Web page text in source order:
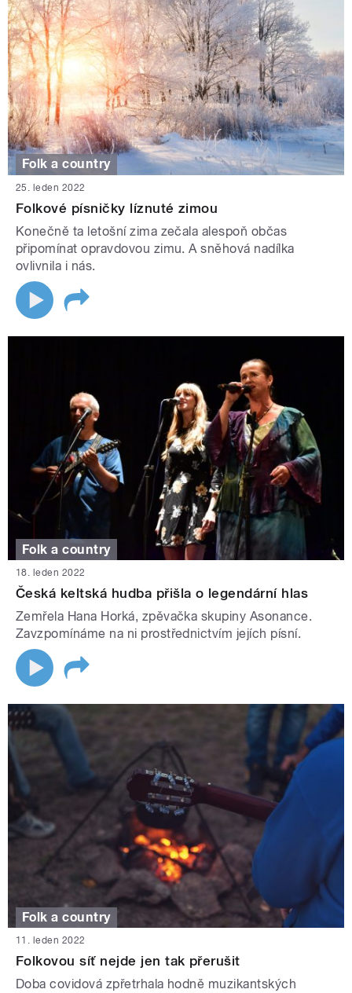
Folk a country
25. leden 2022
Folkové písničky líznuté zimou
Konečně ta letošní zima zečala alespoň občas
připomínat opravdovou zimu. A sněhová nadílka
ovlivnila i nás.
Folk a country
18. leden 2022
Česká keltská hudba přišla o legendární hlas
Zemřela Hana Horká, zpěvačka skupiny Asonance.
Zavzpomínáme na ni prostřednictvím jejích písní.
Folk a country
11. leden 2022
Folkovou síť nejde jen tak přerušit
Doba covidová zpřetrhala hodně muzikantských